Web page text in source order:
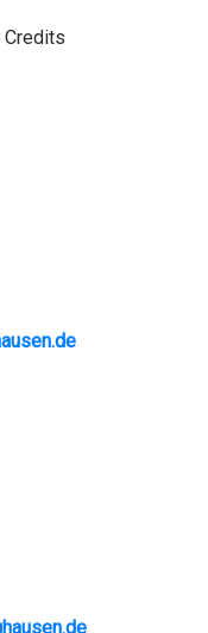
Credits